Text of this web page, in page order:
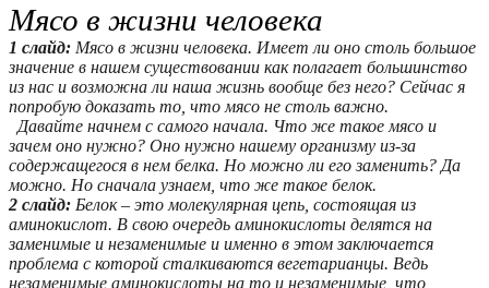
Мясо в жизни человека
1 слайд: Мясо в жизни человека. Имеет ли оно столь большое
значение в нашем существовании как полагает большинство
из нас и возможна ли наша жизнь вообще без него? Сейчас я
попробую доказать то, что мясо не столь важно.
Давайте начнем с самого начала. Что же такое мясо и
зачем оно нужно? Оно нужно нашему организму из-за
содержащегося в нем белка. Но можно ли его заменить? Да
можно. Но сначала узнаем, что же такое белок.
2 слайд: Белок – это молекулярная цепь, состоящая из
аминокислот. В свою очередь аминокислоты делятся на
заменимые и незаменимые и именно в этом заключается
проблема с которой сталкиваются вегетарианцы. Ведь
незаменимые аминокислоты на то и незаменимые, что